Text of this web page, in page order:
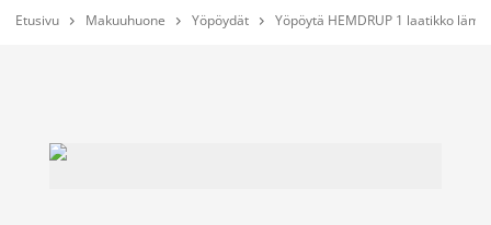
Etusivu  Makuuhuone  Yöpöydät  Yöpöytä HEMDRUP 1 laatikko